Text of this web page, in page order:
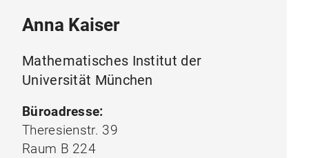
Anna Kaiser
Mathematisches Institut der
Universität München
Büroadresse:
Theresienstr. 39
Raum B 224